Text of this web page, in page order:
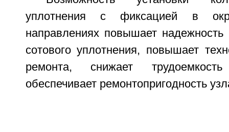
уплотнения с фиксацией в
направлениях повышает
сотового уплотнения, повышает
ремонта, снижает
обеспечивает ремонтопригодность